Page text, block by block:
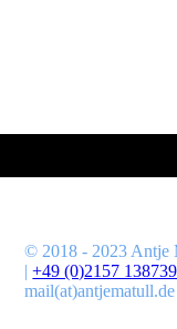
© 2018 - 2023 Antje
|+49 (0)2157
mail(at)antjematull.de